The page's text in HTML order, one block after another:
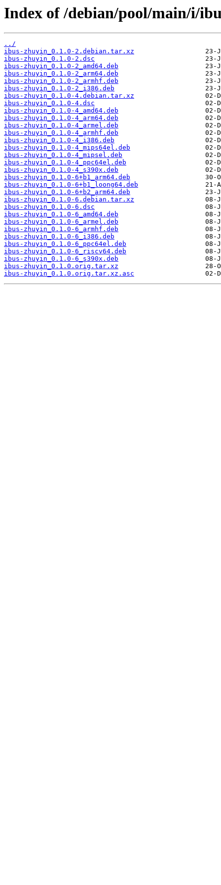
Index of /debian/pool/main/i/
../
ibus-zhuyin_0.1.0-2.debian.tar.xz
ibus-zhuyin_0.1.0-2.dsc
ibus-zhuyin_0.1.0-2_amd64.deb
ibus-zhuyin_0.1.0-2_arm64.deb
ibus-zhuyin_0.1.0-2_armhf.deb
ibus-zhuyin_0.1.0-2_i386.deb
ibus-zhuyin_0.1.0-4.debian.tar.xz
ibus-zhuyin_0.1.0-4.dsc
ibus-zhuyin_0.1.0-4_amd64.deb
ibus-zhuyin_0.1.0-4_arm64.deb
ibus-zhuyin_0.1.0-4_armel.deb
ibus-zhuyin_0.1.0-4_armhf.deb
ibus-zhuyin_0.1.0-4_i386.deb
ibus-zhuyin_0.1.0-4_mips64el.deb
ibus-zhuyin_0.1.0-4_mipsel.deb
ibus-zhuyin_0.1.0-4_ppc64el.deb
ibus-zhuyin_0.1.0-4_s390x.deb
ibus-zhuyin_0.1.0-6+b1_arm64.deb
ibus-zhuyin_0.1.0-6+b1_loong64.deb
ibus-zhuyin_0.1.0-6+b2_arm64.deb
ibus-zhuyin_0.1.0-6.debian.tar.xz
ibus-zhuyin_0.1.0-6.dsc
ibus-zhuyin_0.1.0-6_amd64.deb
ibus-zhuyin_0.1.0-6_armel.deb
ibus-zhuyin_0.1.0-6_armhf.deb
ibus-zhuyin_0.1.0-6_i386.deb
ibus-zhuyin_0.1.0-6_ppc64el.deb
ibus-zhuyin_0.1.0-6_riscv64.deb
ibus-zhuyin_0.1.0-6_s390x.deb
ibus-zhuyin_0.1.0.orig.tar.xz
ibus-zhuyin_0.1.0.orig.tar.xz.asc